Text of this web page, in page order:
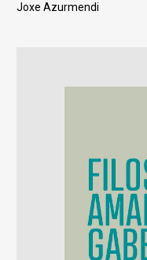
Joxe Azurmendi